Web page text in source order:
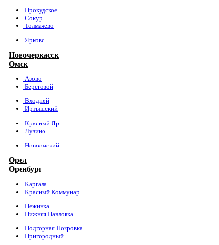
Прокудское
Сокур
Толмачево
Ярково
Новочеркасск
Омск
Азово
Береговой
Входной
Иртышский
Красный Яр
Лузино
Новоомский
Орел
Оренбург
Каргала
Красный Коммунар
Нежинка
Нижняя Павловка
Подгорная Покровка
Пригородный